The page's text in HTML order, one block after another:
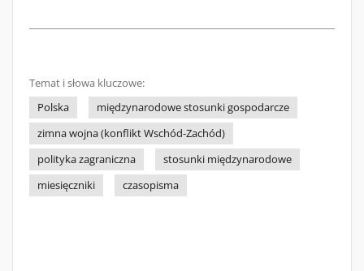
Temat i słowa kluczowe:
Polska
międzynarodowe stosunki gospodarcze
zimna wojna (konflikt Wschód-Zachód)
polityka zagraniczna
stosunki międzynarodowe
miesięczniki
czasopisma